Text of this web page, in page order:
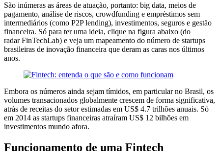
São inúmeras as áreas de atuação, portanto: big data, meios de
pagamento, análise de riscos, crowdfunding e empréstimos sem
intermediários (como P2P lending), investimentos, seguros e gestão
financeira. Só para ter uma ideia, clique na figura abaixo (do
radar FinTechLab) e veja um mapeamento do número de startups
brasileiras de inovação financeira que deram as caras nos últimos
anos.
Embora os números ainda sejam tímidos, em particular no Brasil, os
volumes transacionados globalmente crescem de forma significativa,
atrás de receitas do setor estimadas em US$ 4.7 trilhões anuais. Só
em 2014 as startups financeiras atraíram US$ 12 bilhões em
investimentos mundo afora.
Funcionamento de uma Fintech